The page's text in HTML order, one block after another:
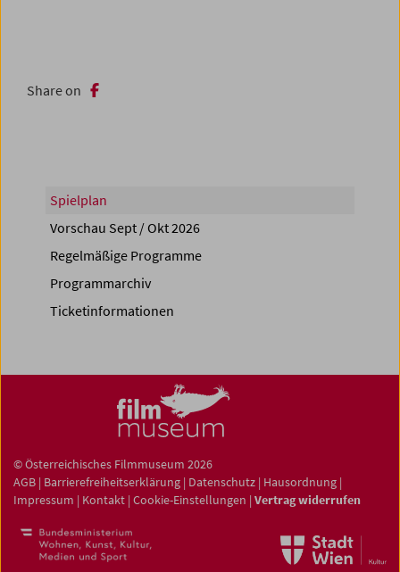
Share on
Spielplan
Vorschau Sept / Okt 2026
Regelmäßige Programme
Programmarchiv
Ticketinformationen
© Österreichisches Filmmuseum 2026
AGB | Barrierefreiheitserklärung | Datenschutz | Hausordnung |
Impressum | Kontakt | Cookie-Einstellungen | Vertrag widerrufen